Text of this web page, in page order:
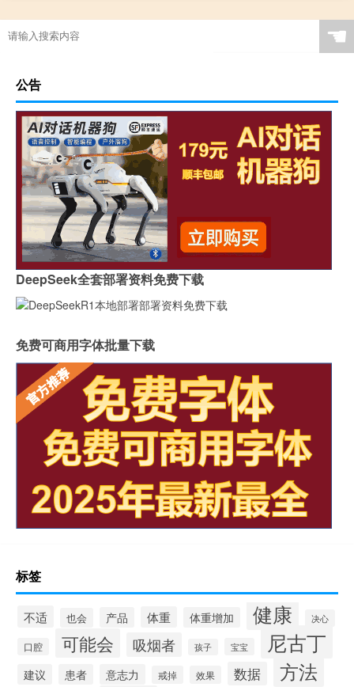
☚
公告
DeepSeek全套部署资料免费下载
免费可商用字体批量下载
标签
不适 也会 产品 体重 体重增加 健康 决心
口腔 可能会 吸烟者 孩子 宝宝 尼古丁
建议 患者 意志力 戒掉 效果 数据 方法